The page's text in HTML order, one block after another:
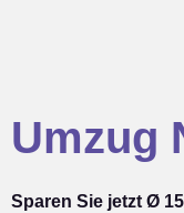
Umzug
Sparen Sie jetzt Ø